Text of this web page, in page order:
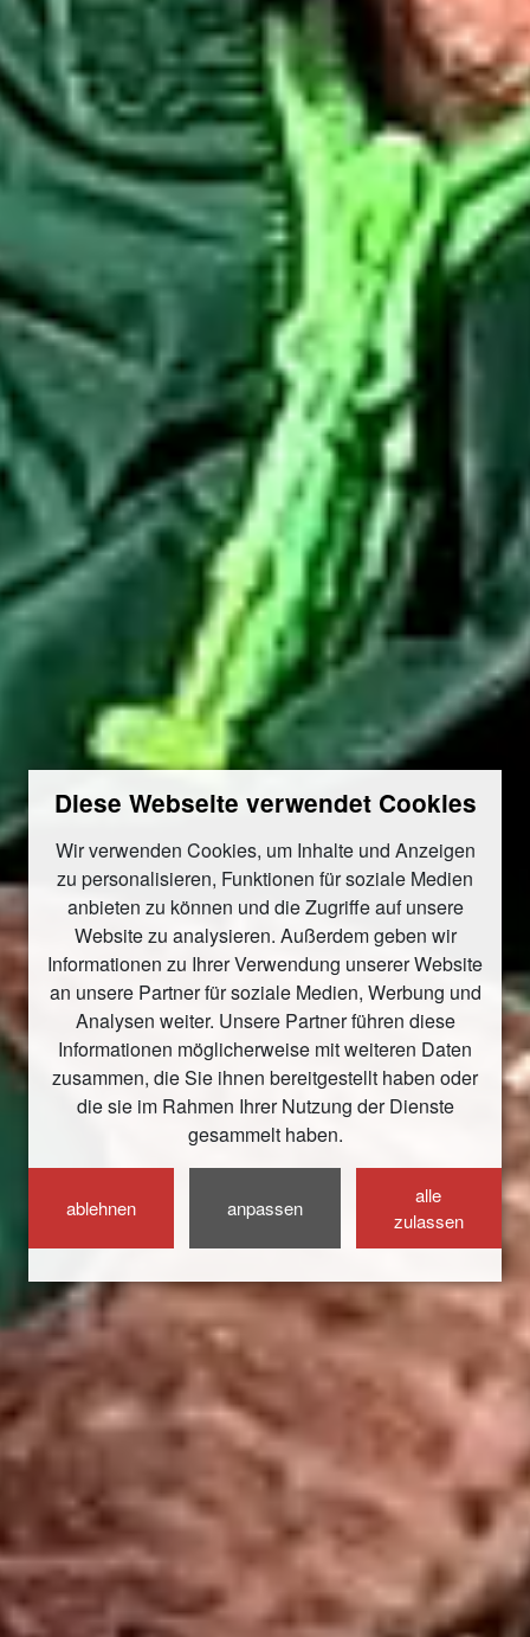
Diese Webseite verwendet Cookies
Wir verwenden Cookies, um Inhalte und Anzeigen
zu personalisieren, Funktionen für soziale Medien
anbieten zu können und die Zugriffe auf unsere
Website zu analysieren. Außerdem geben wir
Informationen zu Ihrer Verwendung unserer Website
an unsere Partner für soziale Medien, Werbung und
Analysen weiter. Unsere Partner führen diese
Informationen möglicherweise mit weiteren Daten
zusammen, die Sie ihnen bereitgestellt haben oder
die sie im Rahmen Ihrer Nutzung der Dienste
gesammelt haben.
ablehnen anpassen
alle
zulassen